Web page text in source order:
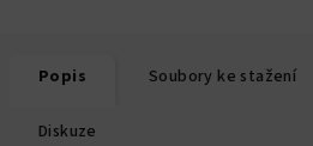
Popis Soubory ke stažení
Diskuze